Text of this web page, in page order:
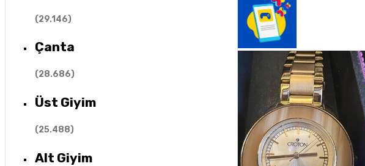
(29.146)
Çanta
(28.686)
Üst Giyim
(25.488)
Alt Giyim